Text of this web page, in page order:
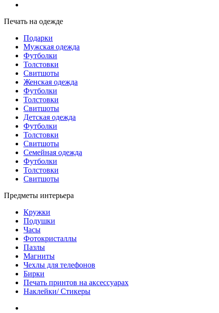
Печать на одежде
Подарки
Мужская одежда
Футболки
Толстовки
Свитшоты
Женская одежда
Футболки
Толстовки
Свитшоты
Детская одежда
Футболки
Толстовки
Свитшоты
Семейная одежда
Футболки
Толстовки
Свитшоты
Предметы интерьера
Кружки
Подушки
Часы
Фотокристаллы
Пазлы
Магниты
Чехлы для телефонов
Бирки
Печать принтов на аксессуарах
Наклейки/ Стикеры